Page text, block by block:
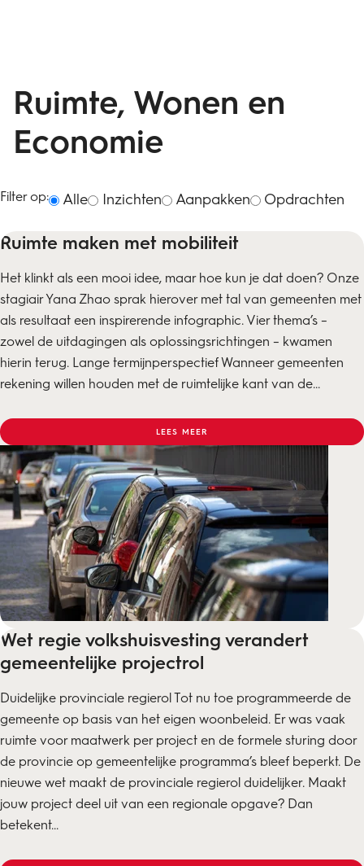
Ruimte, Wonen en
Economie
Filter op: Alle Inzichten Aanpakken Opdrachten
Ruimte maken met mobiliteit
Het klinkt als een mooi idee, maar hoe kun je dat doen? Onze
stagiair Yana Zhao sprak hierover met tal van gemeenten met
als resultaat een inspirerende infographic. Vier thema’s –
zowel de uitdagingen als oplossingsrichtingen – kwamen
hierin terug. Lange termijnperspectief Wanneer gemeenten
rekening willen houden met de ruimtelijke kant van de...
LEES MEER
Wet regie volkshuisvesting verandert
gemeentelijke projectrol
Duidelijke provinciale regierol Tot nu toe programmeerde de
gemeente op basis van het eigen woonbeleid. Er was vaak
ruimte voor maatwerk per project en de formele sturing door
de provincie op gemeentelijke programma’s bleef beperkt. De
nieuwe wet maakt de provinciale regierol duidelijker. Maakt
jouw project deel uit van een regionale opgave? Dan
betekent...